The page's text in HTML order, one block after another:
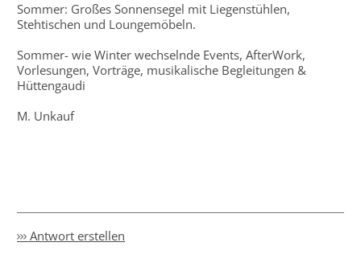
Sommer: Großes Sonnensegel mit Liegenstühlen,
Stehtischen und Loungemöbeln.
Sommer- wie Winter wechselnde Events, AfterWork,
Vorlesungen, Vorträge, musikalische Begleitungen &
Hüttengaudi
M. Unkauf
Antwort erstellen